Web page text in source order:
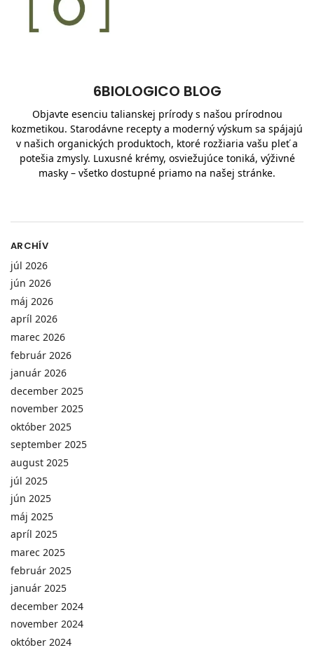
6BIOLOGICO BLOG
Objavte esenciu talianskej prírody s našou prírodnou
kozmetikou. Starodávne recepty a moderný výskum sa spájajú
v našich organických produktoch, ktoré rozžiaria vašu pleť a
potešia zmysly. Luxusné krémy, osviežujúce toniká, výživné
masky – všetko dostupné priamo na našej stránke.
ARCHÍV
júl 2026
jún 2026
máj 2026
apríl 2026
marec 2026
február 2026
január 2026
december 2025
november 2025
október 2025
september 2025
august 2025
júl 2025
jún 2025
máj 2025
apríl 2025
marec 2025
február 2025
január 2025
december 2024
november 2024
október 2024